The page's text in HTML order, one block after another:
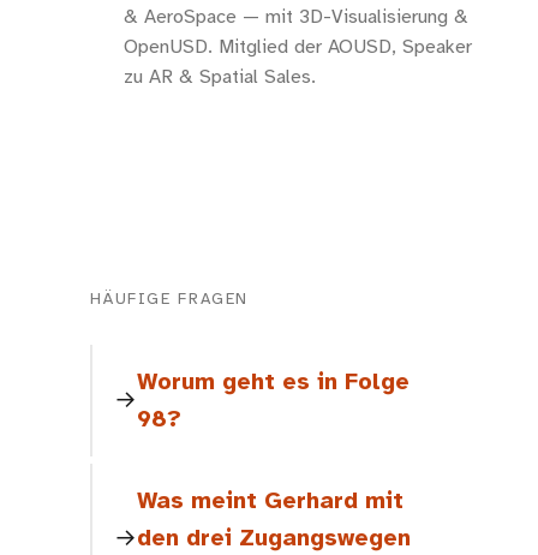
& AeroSpace — mit 3D-Visualisierung &
OpenUSD. Mitglied der AOUSD, Speaker
zu AR & Spatial Sales.
HÄUFIGE FRAGEN
Worum geht es in Folge
98?
Was meint Gerhard mit
den drei Zugangswegen